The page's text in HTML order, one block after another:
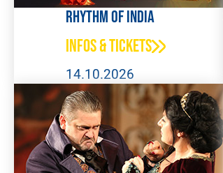
Rhythm of India
Infos & Tickets
14.10.2026